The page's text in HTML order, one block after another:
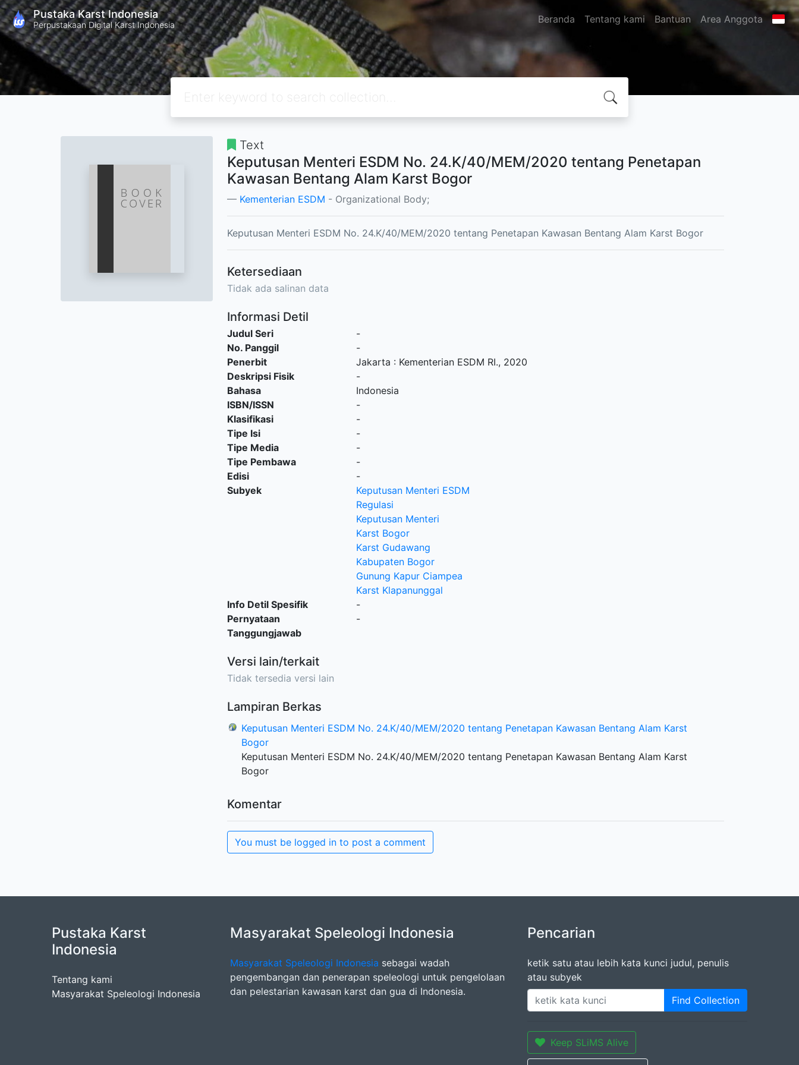
Pustaka Karst Indonesia
Perpustakaan Digital Karst Indonesia Beranda Tentang kami Bantuan Area Anggota
Text
Keputusan Menteri ESDM No. 24.K/40/MEM/2020 tentang Penetapan
Kawasan Bentang Alam Karst Bogor
Kementerian ESDM - Organizational Body;
Keputusan Menteri ESDM No. 24.K/40/MEM/2020 tentang Penetapan Kawasan Bentang Alam Karst Bogor
Ketersediaan
Tidak ada salinan data
Informasi Detil
Judul Seri
-
No. Panggil
-
Penerbit
Jakarta : Kementerian ESDM RI., 2020
Deskripsi Fisik
-
Bahasa
Indonesia
ISBN/ISSN
-
Klasifikasi
-
Tipe Isi
-
Tipe Media
-
Tipe Pembawa
-
Edisi
-
Subyek
Keputusan Menteri ESDM
Regulasi
Keputusan Menteri
Karst Bogor
Karst Gudawang
Kabupaten Bogor
Gunung Kapur Ciampea
Karst Klapanunggal
Info Detil Spesifik
-
Pernyataan
Tanggungjawab
-
Versi lain/terkait
Tidak tersedia versi lain
Lampiran Berkas
Keputusan Menteri ESDM No. 24.K/40/MEM/2020 tentang Penetapan Kawasan Bentang Alam Karst
Bogor
Keputusan Menteri ESDM No. 24.K/40/MEM/2020 tentang Penetapan Kawasan Bentang Alam Karst
Bogor
Komentar
You must be logged in to post a comment
Pustaka Karst
Indonesia
Tentang kami
Masyarakat Speleologi Indonesia
Masyarakat Speleologi Indonesia
Masyarakat Speleologi Indonesia sebagai wadah
pengembangan dan penerapan speleologi untuk pengelolaan
dan pelestarian kawasan karst dan gua di Indonesia.
Pencarian
ketik satu atau lebih kata kunci judul, penulis
atau subyek
Find Collection
Keep SLiMS Alive